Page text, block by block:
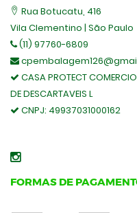
Rua Botucatu, 416
Vila Clementino | São Paulo
(11) 97760-6809
CASA PROTECT
DE DESCARTAVEIS L
CNPJ: 49937031000162
FORMAS DE